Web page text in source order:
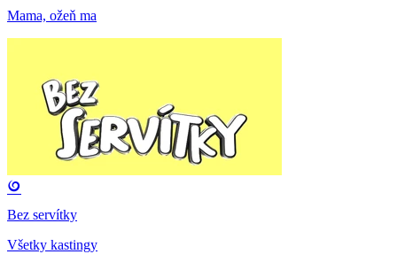
Mama, ožeň ma
Bez servítky
Všetky kastingy